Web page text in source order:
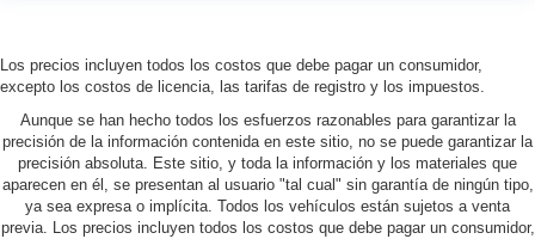
Los precios incluyen todos los costos que debe pagar un consumidor,
excepto los costos de licencia, las tarifas de registro y los impuestos.
Aunque se han hecho todos los esfuerzos razonables para garantizar la
precisión de la información contenida en este sitio, no se puede garantizar la
precisión absoluta. Este sitio, y toda la información y los materiales que
aparecen en él, se presentan al usuario "tal cual" sin garantía de ningún tipo,
ya sea expresa o implícita. Todos los vehículos están sujetos a venta
previa. Los precios incluyen todos los costos que debe pagar un consumidor,